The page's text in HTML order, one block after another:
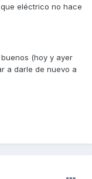
eléctrico no hace
(hoy y ayer
a darle de nuevo a